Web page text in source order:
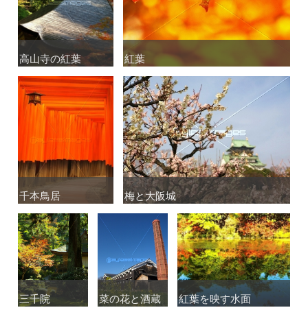
高山寺の紅葉
高山寺の紅葉 紅葉
紅葉
千本鳥居
千本鳥居 梅と大阪城
梅と大阪城
三千院
三千院 菜の花と酒蔵
菜の花と酒蔵 紅葉を映す水面
紅葉を映す水面